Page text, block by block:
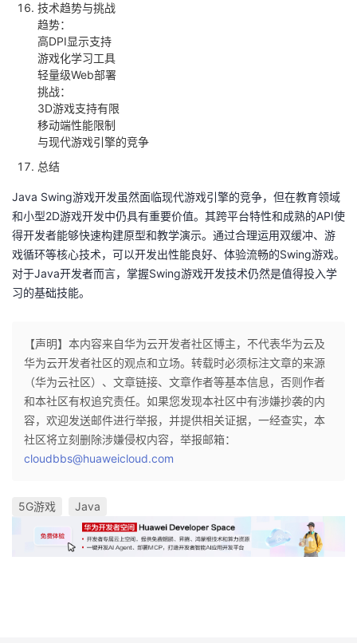
技术趋势与挑战
趋势‌：
高DPI显示支持
游戏化学习工具
轻量级Web部署
挑战‌：
3D游戏支持有限
移动端性能限制
与现代游戏引擎的竞争
总结
Java Swing游戏开发虽然面临现代游戏引擎的竞争，但在教育领域
和小型2D游戏开发中仍具有重要价值‌。其跨平台特性和成熟的API使
得开发者能够快速构建原型和教学演示‌。通过合理运用双缓冲、游
戏循环等核心技术，可以开发出性能良好、体验流畅的Swing游戏‌。
对于Java开发者而言，掌握Swing游戏开发技术仍然是值得投入学
习的基础技能‌。
【声明】本内容来自华为云开发者社区博主，不代表华为云及
华为云开发者社区的观点和立场。转载时必须标注文章的来源
（华为云社区）、文章链接、文章作者等基本信息，否则作者
和本社区有权追究责任。如果您发现本社区中有涉嫌抄袭的内
容，欢迎发送邮件进行举报，并提供相关证据，一经查实，本
社区将立刻删除涉嫌侵权内容，举报邮箱：
cloudbbs@huaweicloud.com
5G游戏 Java